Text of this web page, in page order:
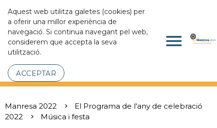
Aquest web utilitza galetes (cookies) per
a oferir una millor experiència de
navegació. Si continua navegant pel web,
considerem que accepta la seva
utilització.
ACCEPTAR
menu
Manresa 2022
El Programa de l'any de celebració
2022
Música i festa